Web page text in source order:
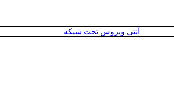
آنتی ویروس تحت شبکه